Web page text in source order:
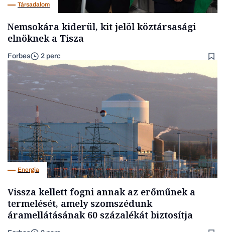
Társadalom
Nemsokára kiderül, kit jelöl köztársasági
elnöknek a Tisza
Forbes 2 perc
Energia
Vissza kellett fogni annak az erőműnek a
termelését, amely szomszédunk
áramellátásának 60 százalékát biztosítja